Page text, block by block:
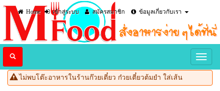
Home เข้าสู่ระบบ สมัครสมาชิก ข้อมูลเกี่ยวกับเรา
ไม่พบโต๊ะอาหารในร้านก๊วยเตี๋ยว ก๋วยเตี๋ยวต้มยำ ใส่เส้น